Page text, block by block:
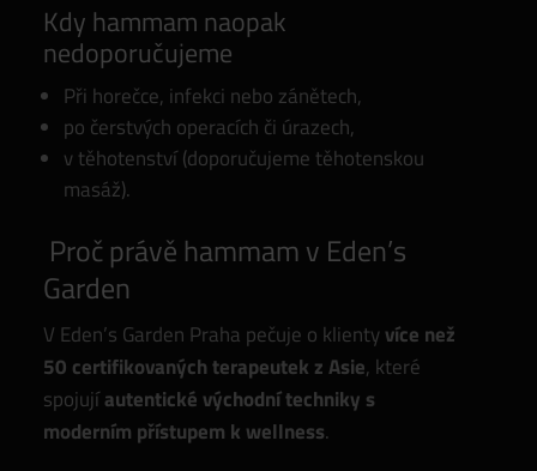
Kdy hammam naopak
nedoporučujeme
Při horečce, infekci nebo zánětech,
po čerstvých operacích či úrazech,
v těhotenství (doporučujeme těhotenskou
masáž).
Proč právě hammam v Eden’s
Garden
V Eden’s Garden Praha pečuje o klientyvíce než
50 certifikovaných terapeutek z Asie, které
spojujíautentickévýchodní techniky s
moderním přístupem k wellness.